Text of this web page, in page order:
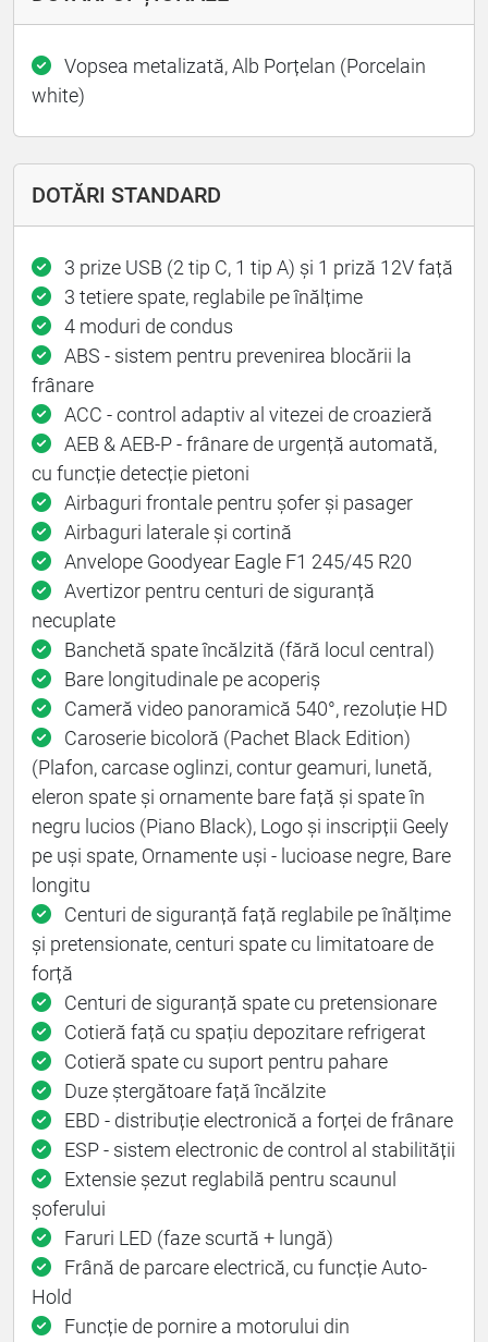
Vopsea metalizată, Alb Porțelan (Porcelain
white)
DOTĂRI STANDARD
3 prize USB (2 tip C, 1 tip A) și 1 priză 12V față
3 tetiere spate, reglabile pe înălțime
4 moduri de condus
ABS - sistem pentru prevenirea blocării la
frânare
ACC - control adaptiv al vitezei de croazieră
AEB & AEB-P - frânare de urgență automată,
cu funcție detecție pietoni
Airbaguri frontale pentru șofer și pasager
Airbaguri laterale și cortină
Anvelope Goodyear Eagle F1 245/45 R20
Avertizor pentru centuri de siguranță
necuplate
Banchetă spate încălzită (fără locul central)
Bare longitudinale pe acoperiș
Cameră video panoramică 540°, rezoluție HD
Caroserie bicoloră (Pachet Black Edition)
(Plafon, carcase oglinzi, contur geamuri, lunetă,
eleron spate și ornamente bare față și spate în
negru lucios (Piano Black), Logo și inscripții Geely
pe uși spate, Ornamente uși - lucioase negre, Bare
longitu
Centuri de siguranță față reglabile pe înălțime
și pretensionate, centuri spate cu limitatoare de
forță
Centuri de siguranță spate cu pretensionare
Cotieră față cu spațiu depozitare refrigerat
Cotieră spate cu suport pentru pahare
Duze ștergătoare față încălzite
EBD - distribuție electronică a forței de frânare
ESP - sistem electronic de control al stabilității
Extensie șezut reglabilă pentru scaunul
șoferului
Faruri LED (faze scurtă + lungă)
Frână de parcare electrică, cu funcție Auto-
Hold
Funcție de pornire a motorului din